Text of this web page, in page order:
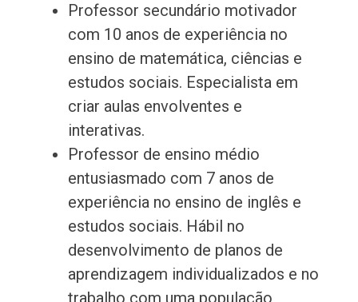
Professor secundário motivador
com 10 anos de experiência no
ensino de matemática, ciências e
estudos sociais. Especialista em
criar aulas envolventes e
interativas.
Professor de ensino médio
entusiasmado com 7 anos de
experiência no ensino de inglês e
estudos sociais. Hábil no
desenvolvimento de planos de
aprendizagem individualizados e no
trabalho com uma população